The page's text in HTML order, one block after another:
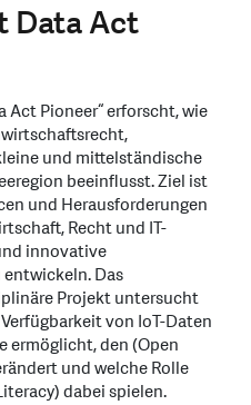
Data Act
Act Pioneer“ erforscht, wie
und mittelständische
beeinflusst. Ziel ist
und Herausforderungen
Recht und IT-
innovative
Das
Projekt untersucht
von IoT-Daten
ermöglicht, den (Open
und welche Rolle
dabei spielen.